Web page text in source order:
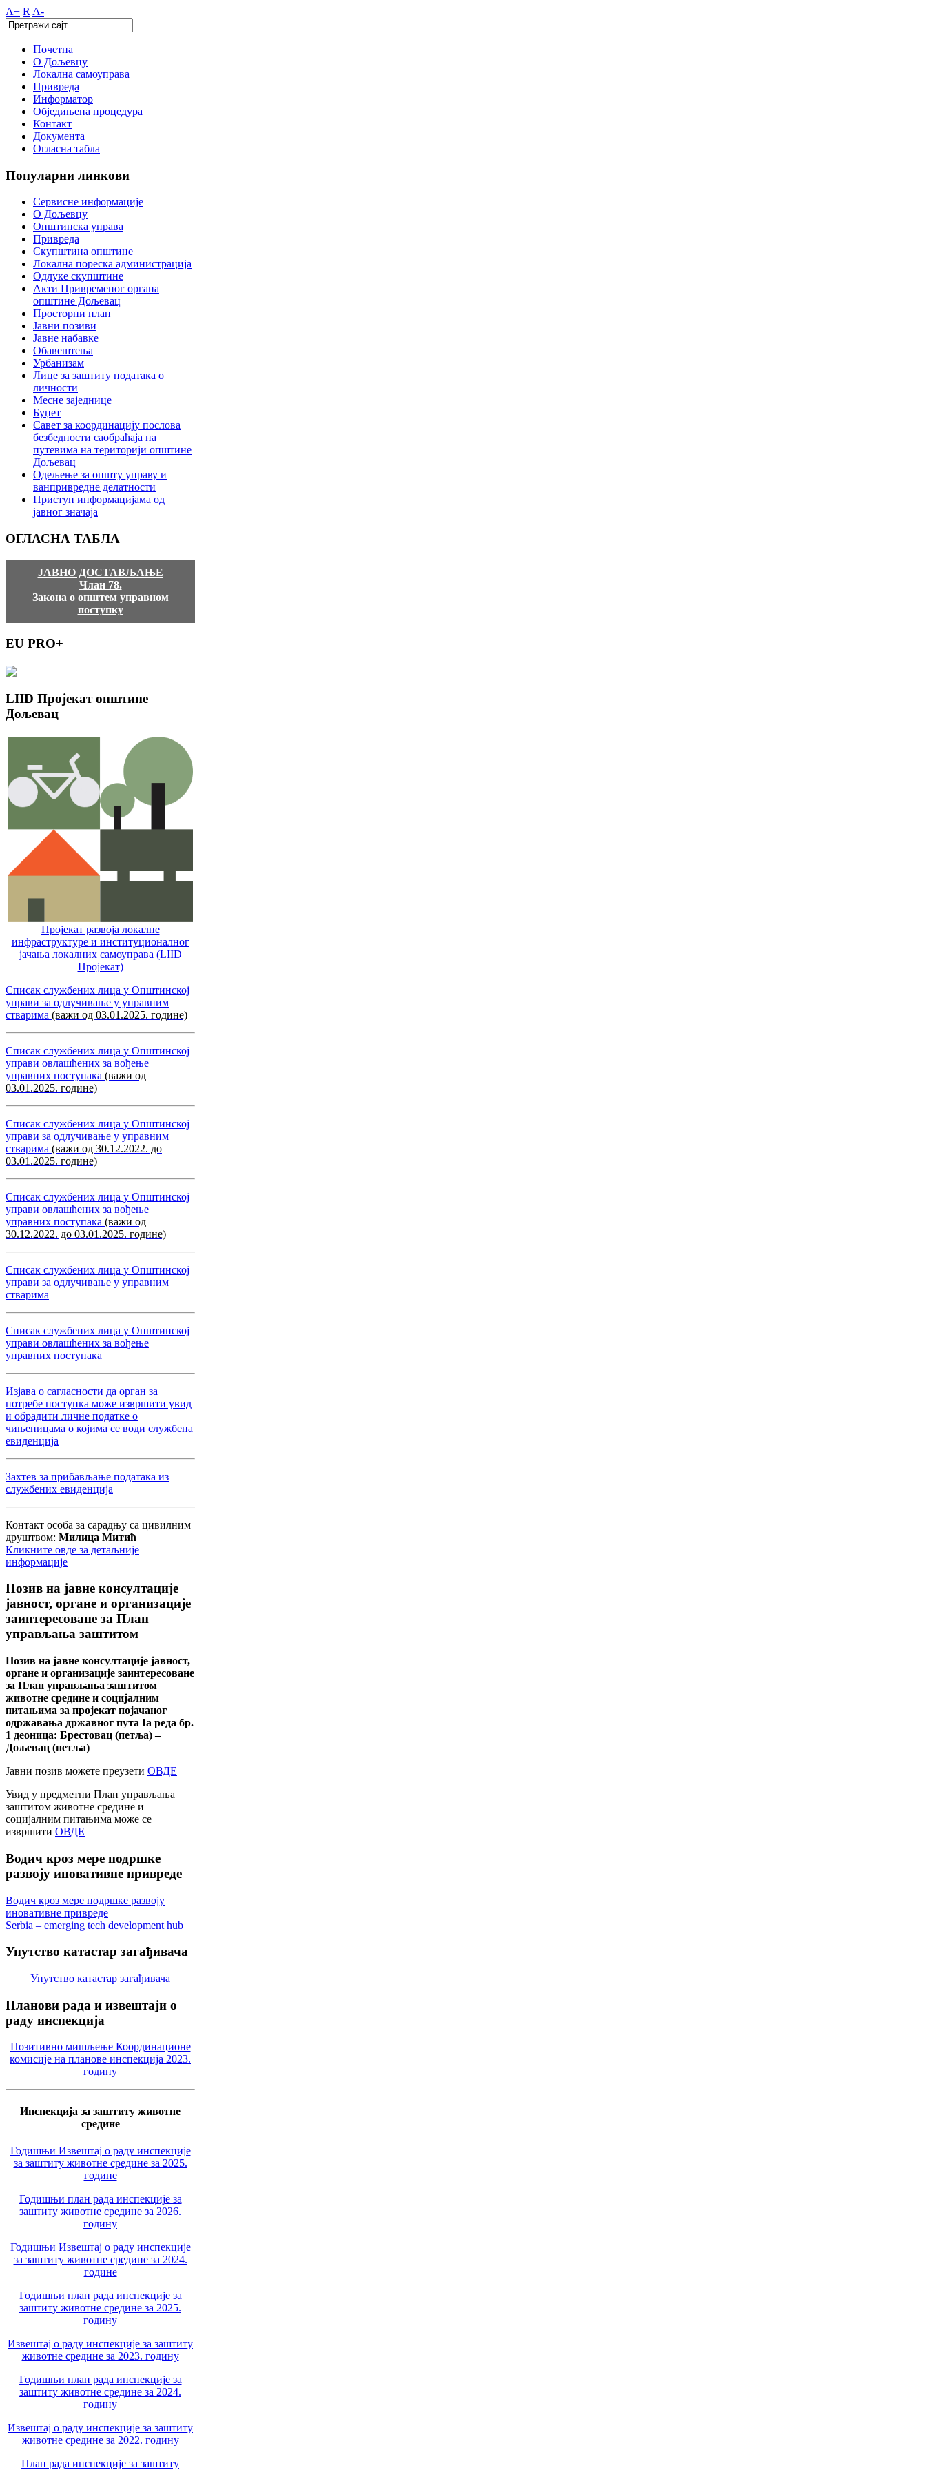
A+ R A-
Почетна
О Дољевцу
Локална самоуправа
Привреда
Информатор
Обједињена процедура
Контакт
Документа
Огласна табла
Популарни линкови
Сервисне информације
О Дољевцу
Општинска управа
Привреда
Скупштина општине
Локална пореска администрација
Одлуке скупштине
Акти Привременог органа
општине Дољевац
Просторни план
Јавни позиви
Јавне набавке
Обавештења
Урбанизам
Лице за заштиту података о
личности
Месне заједнице
Буџет
Савет за координацију послова
безбедности саобраћаја на
путевима на територији општине
Дољевац
Одељење за општу управу и
ванпривредне делатности
Приступ информацијама од
јавног значаја
ОГЛАСНА ТАБЛА
ЈАВНО ДОСТАВЉАЊЕ
Члан 78.
Закона о општем управном
поступку
EU PRO+
LIID Пројекат општине
Дољевац
Пројекат развоја локалне
инфраструктуре и институционалног
јачања локалних самоуправa (LIID
Пројекат)
Списак службених лица у Општинској
управи за одлучивање у управним
стварима (важи од 03.01.2025. године)
Списак службених лица у Општинској
управи овлашћених за вођење
управних поступака (важи од
03.01.2025. године)
Списак службених лица у Општинској
управи за одлучивање у управним
стварима (важи од 30.12.2022. до
03.01.2025. године)
Списак службених лица у Општинској
управи овлашћених за вођење
управних поступака (важи од
30.12.2022. до 03.01.2025. године)
Списак службених лица у Општинској
управи за одлучивање у управним
стварима
Списак службених лица у Општинској
управи овлашћених за вођење
управних поступака
Изјава о сагласности да орган за
потребе поступка може извршити увид
и обрадити личне податке о
чињеницама о којима се води службена
евиденција
Захтев за прибављање података из
службених евиденција
Контакт особа за сарадњу са цивилним
друштвом: Милица Митић
Кликните овде за детаљније
информације
Позив на јавне консултације
јавност, органе и организације
заинтересоване за План
управљања заштитом
Позив на јавне консултације јавност,
органе и организације заинтересоване
за План управљања заштитом
животне средине и социјалним
питањима за пројекат појачаног
одржавања државног пута Ia реда бр.
1 деоница: Брестовац (петља) –
Дољевац (петља)
Јавни позив можете преузети ОВДЕ
Увид у предметни План управљања
заштитом животне средине и
социјалним питањима може се
извршити ОВДЕ
Водич кроз мере подршке
развоју иновативне привреде
Водич кроз мере подршке развоју
иновативне привреде
Serbia – emerging tech development hub
Упутство катастар загађивача
Упутство катастар загађивача
Планови рада и извештаји о
раду инспекција
Позитивно мишљење Координационе
комисије на планове инспекција 2023.
годину
Инспекција за заштиту животне
средине
Годишњи Извештај о раду инспекције
за заштиту животне средине за 2025.
године
Годишњи план рада инспекције за
заштиту животне средине за 2026.
годину
Годишњи Извештај о раду инспекције
за заштиту животне средине за 2024.
године
Годишњи план рада инспекције за
заштиту животне средине за 2025.
годину
Извештај о раду инспекције за заштиту
животне средине за 2023. годину
Годишњи план рада инспекције за
заштиту животне средине за 2024.
годину
Извештај о раду инспекције за заштиту
животне средине за 2022. годину
План рада инспекције за заштиту